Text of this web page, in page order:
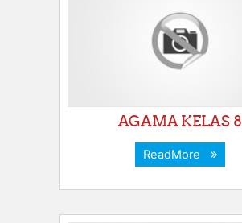
AGAMA KELAS 8
ReadMore